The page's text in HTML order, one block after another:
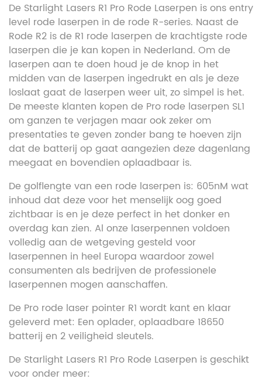
De Starlight Lasers R1 Pro Rode Laserpen is ons entry
level rode laserpen in de rode R-series. Naast de
Rode R2 is de R1 rode laserpen de krachtigste rode
laserpen die je kan kopen in Nederland. Om de
laserpen aan te doen houd je de knop in het
midden van de laserpen ingedrukt en als je deze
loslaat gaat de laserpen weer uit, zo simpel is het.
De meeste klanten kopen de Pro rode laserpen SL1
om ganzen te verjagen maar ook zeker om
presentaties te geven zonder bang te hoeven zijn
dat de batterij op gaat aangezien deze dagenlang
meegaat en bovendien oplaadbaar is.
De golflengte van een rode laserpen is: 605nM wat
inhoud dat deze voor het menselijk oog goed
zichtbaar is en je deze perfect in het donker en
overdag kan zien. Al onze laserpennen voldoen
volledig aan de wetgeving gesteld voor
laserpennen in heel Europa waardoor zowel
consumenten als bedrijven de professionele
laserpennen mogen aanschaffen.
De Pro rode laser pointer R1 wordt kant en klaar
geleverd met: Een oplader, oplaadbare 18650
batterij en 2 veiligheid sleutels.
De Starlight Lasers R1 Pro Rode Laserpen is geschikt
voor onder meer: